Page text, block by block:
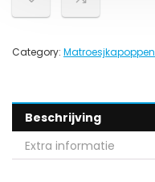
Category: Matroesjkapoppen
Beschrijving
Extra informatie